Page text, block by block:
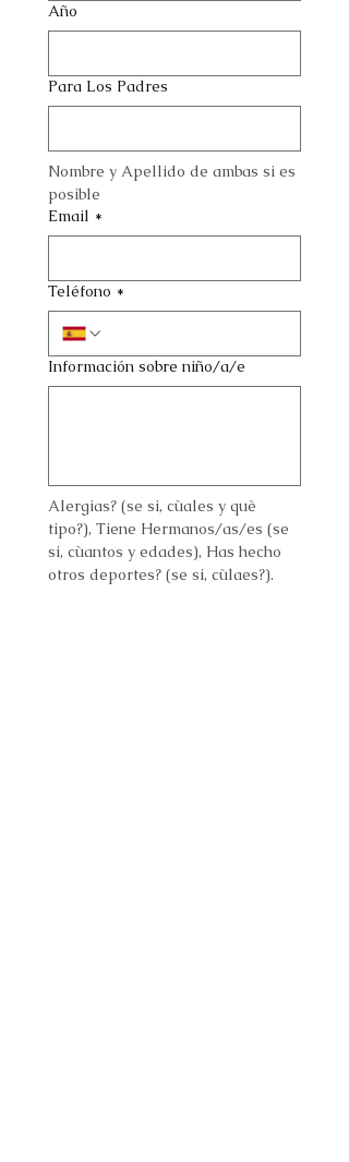
Año
Para Los Padres
Nombre y Apellido de ambas si es
posible
Email *
Teléfono *
Información sobre niño/a/e
Alergias? (se si, cùales y què
tipo?), Tiene Hermanos/as/es (se
si, cùantos y edades), Has hecho
otros deportes? (se si, cùlaes?).